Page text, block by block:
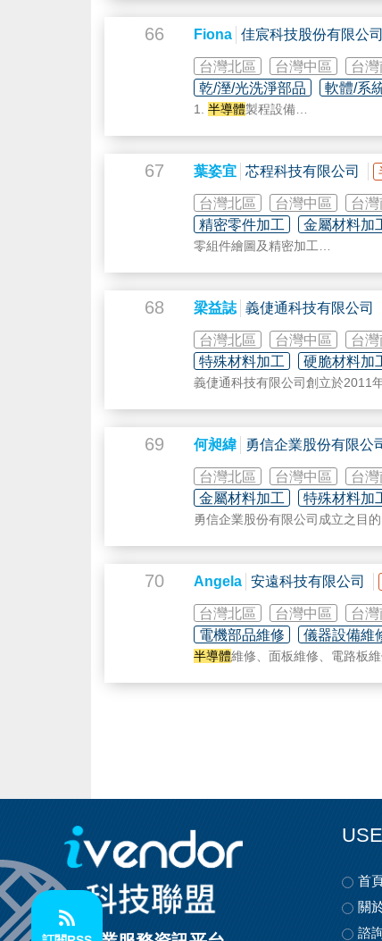
▪ 製程生產設備
▪ 雷射應用設備
66 Fiona 佳宸科技股份有限公司
台灣北區 台灣中區 台
乾/溼/光洗淨部品
軟體/系
1. 半導體製程設備
4. 太陽能設備
5. 視覺檢測設備
6. 代工服務
67 葉姿宜 芯程科技有限公司
台灣北區 台灣中區 台
精密零件加工
金屬材料加
零組件繪圖及精密加工
自動客製化設備
機台板金外觀
68 梁益誌 義倢通科技有限公司
台灣北區 台灣中區 台
特殊材料加工
硬脆材料加
義倢通科技有限公司創立於2011
等產業。
目前為了因應大中華地區及國際
進廠房，耗材零組件 之自動化加
69 何昶緯 勇信企業股份有限公
台灣北區 台灣中區
台
金屬材料加工
特殊材料加
勇信企業股份有限公司成立之目
除鐵氟龍塗裝加工，另銷售各種
以及各種工程塑膠加工、模壓成
本公司除了在鐵氟龍塗裝技術方
期待我們的專業與經驗，能夠為您
70 Angela 安遠科技有限公司
台灣北區 台灣中區
台
電機部品維修
儀器設備維
半導體維修、面板維修、電路板
首
關
諮